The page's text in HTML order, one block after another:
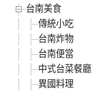
台南美食
傳統小吃
台南炸物
台南便當
中式台菜餐廳
異國料理